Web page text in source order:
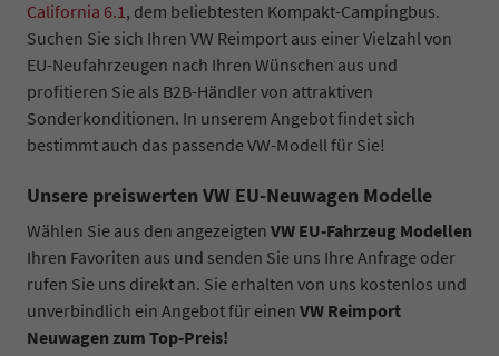
California 6.1 , dem beliebtesten Kompakt-Campingbus.
Suchen Sie sich Ihren VW Reimport aus einer Vielzahl von
EU-Neufahrzeugen nach Ihren Wünschen aus und
profitieren Sie als B2B-Händler von attraktiven
Sonderkonditionen. In unserem Angebot findet sich
bestimmt auch das passende VW-Modell für Sie!
Unsere preiswerten VW EU-Neuwagen Modelle
Wählen Sie aus den angezeigten VW EU-Fahrzeug Modellen
Ihren Favoriten aus und senden Sie uns Ihre Anfrage oder
rufen Sie uns direkt an. Sie erhalten von uns kostenlos und
unverbindlich ein Angebot für einen VW Reimport
Neuwagen zum Top-Preis!